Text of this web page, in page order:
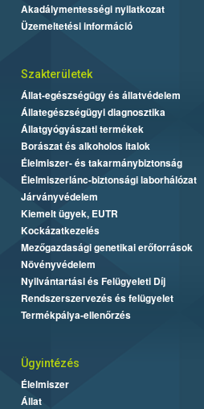
Akadálymentességi nyilatkozat
Üzemeltetési információ
Szakterületek
Állat-egészségügy és állatvédelem
Állategészségügyi diagnosztika
Állatgyógyászati termékek
Borászat és alkoholos italok
Élelmiszer- és takarmánybiztonság
Élelmiszerlánc-biztonsági laborhálózat
Járványvédelem
Kiemelt ügyek, EUTR
Kockázatkezelés
Mezőgazdasági genetikai erőforrások
Növényvédelem
Nyilvántartási és Felügyeleti Díj
Rendszerszervezés és felügyelet
Termékpálya-ellenőrzés
Ügyintézés
Élelmiszer
Állat